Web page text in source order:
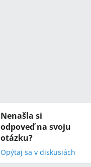
Nenašla si
odpoveď na svoju
otázku?
Opýtaj sa v diskusiách